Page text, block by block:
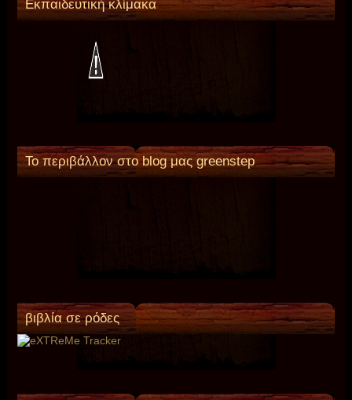
Εκπαιδευτική κλίμακα
Το περιβάλλον στο blog μας greenstep
βιβλία σε ρόδες